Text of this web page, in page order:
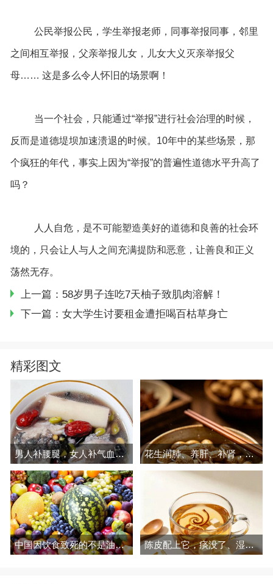
公民举报公民，学生举报老师，同事举报同事，邻里
之间相互举报，父亲举报儿女，儿女大义灭亲举报父
母…… 这是多么令人怀旧的场景啊！
当一个社会，只能通过“举报”进行社会治理的时候，
反而是道德堤坝加速溃退的时候。10年中的某些场景，那
个疯狂的年代，事实上因为“举报”的普遍性道德水平升高了
吗？
人人自危，是不可能塑造美好的道德和良善的社会环
境的，只会让人与人之间充满提防和恶意，让善良和正义
荡然无存。
上一篇：58岁男子连吃7天柚子致肌肉溶解！
下一篇：女大学生讨要租金遭拒喝百枯草身亡
精彩图文
男人补腰腿，女人补气血，建议多吃 花生润肺、养肝、补肾，现在吃正好
中国因饮食致死的不是油和糖，这三种吃法才是真要命 陈皮配上它，痰没了、湿走了，越喝越润